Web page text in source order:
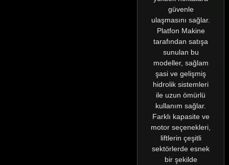
güvenle
ulaşmasını sağlar.
Platfon Makine
tarafından satışa
sunulan bu
modeller, sağlam
şasi ve gelişmiş
hidrolik sistemleri
ile uzun ömürlü
kullanım sağlar.
Farklı kapasite ve
motor seçenekleri,
liftlerin çeşitli
sektörlerde esnek
bir şekilde